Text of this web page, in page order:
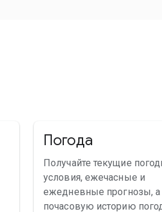
Погода
Получайте текущие
условия, ежечасные и
ежедневные прогнозы, а
почасовую историю